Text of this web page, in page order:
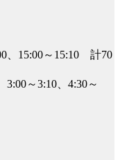
、15:00～15:10 計70
～3:10、4:30～